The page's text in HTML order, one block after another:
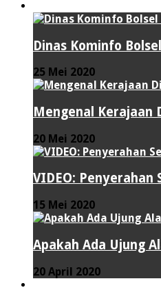
Dinas Kominfo
25 Mei 2020
Mengenal Kerajaan
20 Mei 2020
VIDEO: Penyerahan
15 Mei 2020
Apakah Ada Ujung
20 April 2020